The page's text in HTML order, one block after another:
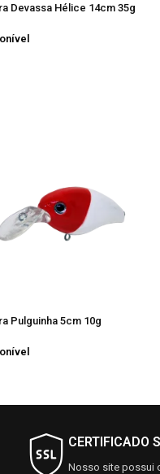
Devassa Hélice 14cm 35g
Pulguinha 5cm 10g
CERTIFICADO
Nosso site possui